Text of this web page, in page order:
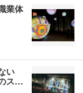
業体
い
ス…